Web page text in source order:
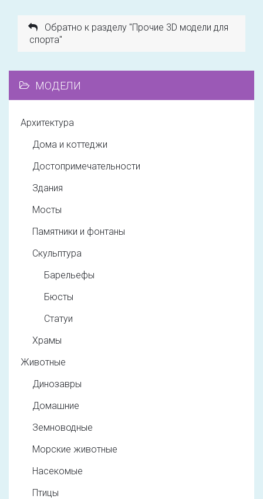
Обратно к разделу "Прочие 3D модели для
спорта"
МОДЕЛИ
Архитектура
Дома и коттеджи
Достопримечательности
Здания
Мосты
Памятники и фонтаны
Скульптура
Барельефы
Бюсты
Статуи
Храмы
Животные
Динозавры
Домашние
Земноводные
Морские животные
Насекомые
Птицы